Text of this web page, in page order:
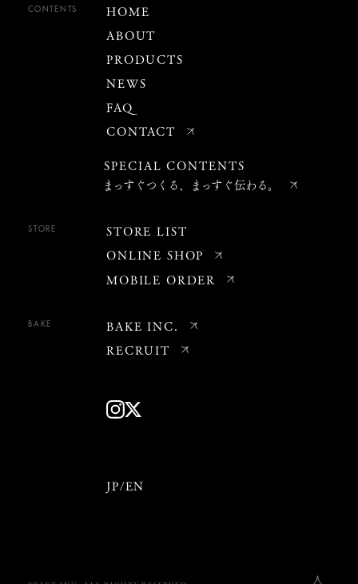
CONTENTS
HOME
ABOUT
PRODUCTS
NEWS
FAQ
CONTACT
SPECIAL CONTENTS
まっすぐつくる、まっすぐ伝わる。
STORE
STORE LIST
ONLINE SHOP
MOBILE ORDER
BAKE
BAKE INC.
RECRUIT
JP EN